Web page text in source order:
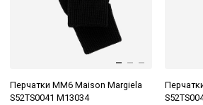
Перчатки MM6 Maison Margiela
S52TS0041 M13034